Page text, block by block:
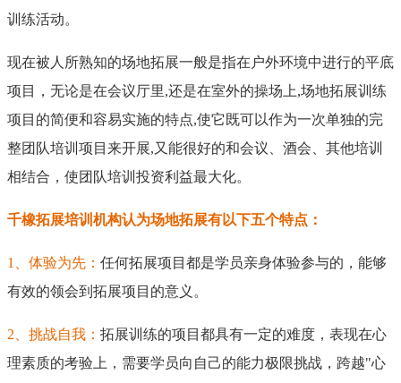
训练活动。
现在被人所熟知的场地拓展一般是指在户外环境中进行的平底
项目，无论是在会议厅里,还是在室外的操场上,场地拓展训练
项目的简便和容易实施的特点,使它既可以作为一次单独的完
整团队培训项目来开展,又能很好的和会议、酒会、其他培训
相结合，使团队培训投资利益最大化。
千橡拓展培训机构认为场地拓展有以下五个特点：
1 、体验为先： 任何拓展项目都是学员亲身体验参与的，能够
有效的领会到拓展项目的意义。
2 、挑战自我： 拓展训练的项目都具有一定的难度，表现在心
理素质的考验上，需要学员向自己的能力极限挑战，跨越"心